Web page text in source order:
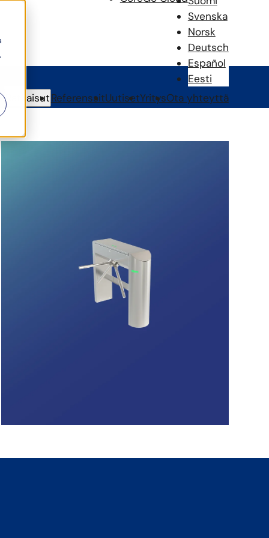
Svenska
Norsk
Deutsch
Español
Eesti
RatkaisutReferenssitUutisetYritysOta yhteyttä